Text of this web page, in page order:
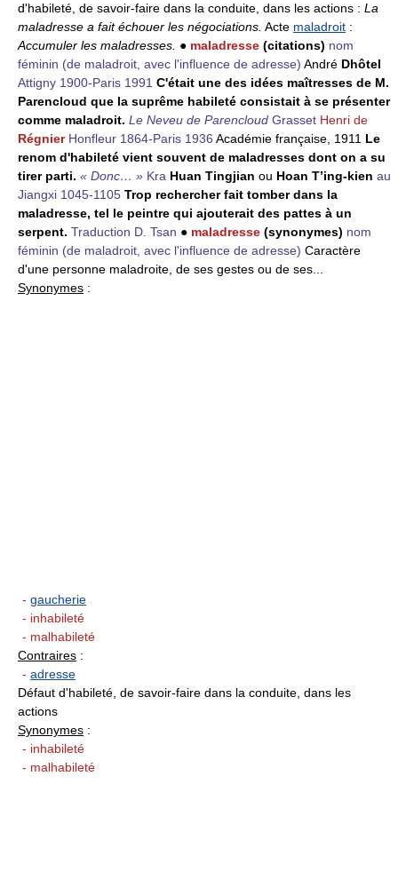
d'habileté, de savoir-faire dans la conduite, dans les actions : La
maladresse a fait échouer les négociations. Acte maladroit :
Accumuler les maladresses. ● maladresse (citations) nom
féminin (de maladroit, avec l'influence de adresse) André Dhôtel
Attigny 1900-Paris 1991 C'était une des idées maîtresses de M.
Parencloud que la suprême habileté consistait à se présenter
comme maladroit. Le Neveu de Parencloud Grasset Henri de
Régnier Honfleur 1864-Paris 1936 Académie française, 1911 Le
renom d'habileté vient souvent de maladresses dont on a su
tirer parti. « Donc… » Kra Huan Tingjian ou Hoan T’ing-kien au
Jiangxi 1045-1105 Trop rechercher fait tomber dans la
maladresse, tel le peintre qui ajouterait des pattes à un
serpent. Traduction D. Tsan ● maladresse (synonymes) nom
féminin (de maladroit, avec l'influence de adresse) Caractère
d'une personne maladroite, de ses gestes ou de ses...
Synonymes :
- gaucherie
- inhabileté
- malhabileté
Contraires :
- adresse
Défaut d'habileté, de savoir-faire dans la conduite, dans les
actions
Synonymes :
- inhabileté
- malhabileté